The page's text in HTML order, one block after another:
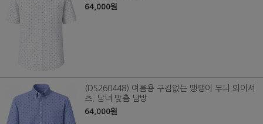
64,000원
(DS260448) 여름용 구김없는 땡땡이 무늬 와이셔
츠, 남녀 맞춤 남방
64,000원